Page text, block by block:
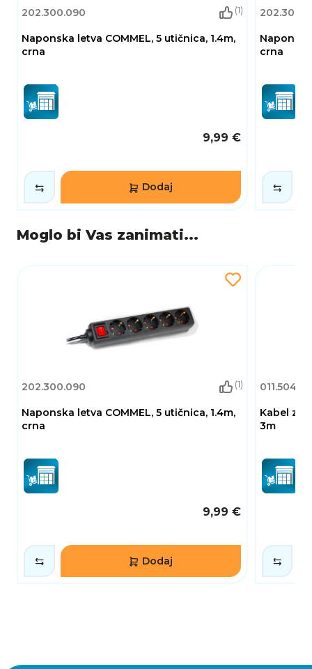
202.300.090 (1)
Naponska letva COMMEL, 5 utičnica, 1.4m,
crna
9,99 €
Dodaj
crna
Moglo bi Vas zanimati...
202.300.090 (1)
Naponska letva COMMEL, 5 utičnica, 1.4m,
crna
9,99 €
Dodaj
Kabel za
3m